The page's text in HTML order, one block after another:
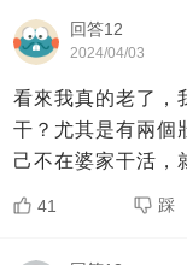
回答12
2024/04/03
看來我真的老了，
干？尤其是有兩個
己不在婆家干活，
41 踩